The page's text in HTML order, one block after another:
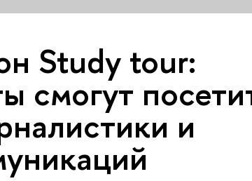
Study tour:
смогут
и